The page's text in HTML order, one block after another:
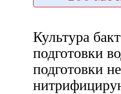
Культура
подготовки
подготовки